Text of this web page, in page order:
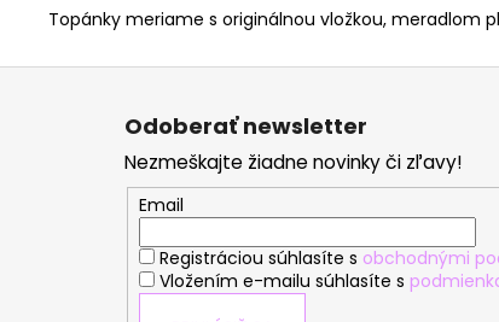
Topánky meriame s originálnou vložkou, meradlom
Z
Odoberať newsletter
Nezmeškajte žiadne novinky či zľavy!
Email
Registráciou súhlasíte s obchodnými
Vložením e-mailu súhlasíte s